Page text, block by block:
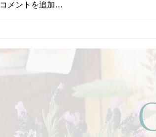
感想を頂きました☺️
コメントを追加…